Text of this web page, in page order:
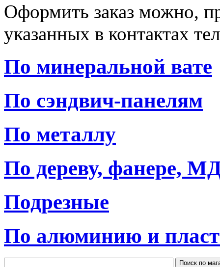
Оформить заказ можно,
указанных в контактах
По минеральной вате
По сэндвич-панелям
По металлу
По дереву, фанере,
Подрезные
По алюминию и